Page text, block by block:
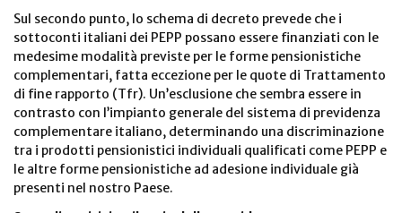
Sul secondo punto, lo schema di decreto prevede che i
sottoconti italiani dei PEPP possano essere finanziati con le
medesime modalità previste per le forme pensionistiche
complementari, fatta eccezione per le quote di Trattamento
di fine rapporto (Tfr). Un’esclusione che sembra essere in
contrasto con l’impianto generale del sistema di previdenza
complementare italiano, determinando una discriminazione
tra i prodotti pensionistici individuali qualificati come PEPP e
le altre forme pensionistiche ad adesione individuale già
presenti nel nostro Paese.